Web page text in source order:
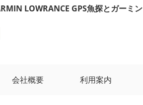
LOWRANCE GPS魚探とガーミ
会社概要 利用案内